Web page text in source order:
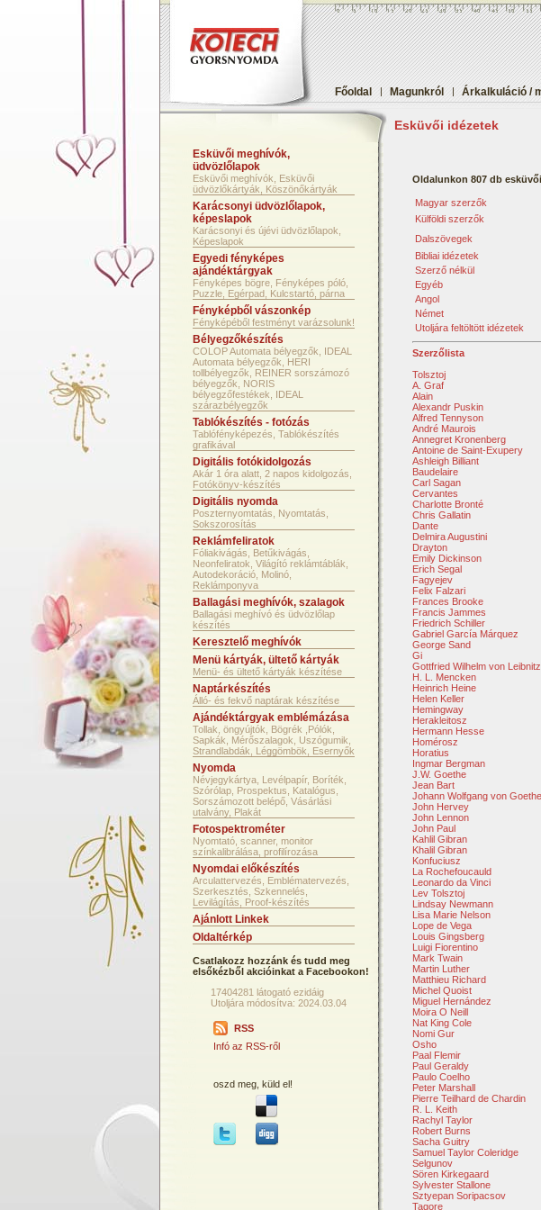
Főoldal | Magunkról | Árkalkuláció /
Esküvői idézetek
Esküvői meghívók,
üdvözlőlapok
Esküvői meghívók, Esküvői
üdvözlőkártyák, Köszönőkártyák
Karácsonyi üdvözlőlapok,
képeslapok
Karácsonyi és újévi üdvözlőlapok,
Képeslapok
Egyedi fényképes
ajándéktárgyak
Fényképes bögre, Fényképes póló,
Puzzle, Egérpad, Kulcstartó, párna
Fényképből vászonkép
Fényképéből festményt varázsolunk!
Bélyegzőkészítés
COLOP Automata bélyegzők, IDEAL
Automata bélyegzők, HERI
tollbélyegzők, REINER sorszámozó
bélyegzők, NORIS
bélyegzőfestékek, IDEAL
szárazbélyegzők
Tablókészítés - fotózás
Tablófényképezés, Tablókészítés
grafikával
Digitális fotókidolgozás
Akár 1 óra alatt, 2 napos kidolgozás,
Fotókönyv-készítés
Digitális nyomda
Poszternyomtatás, Nyomtatás,
Sokszorosítás
Reklámfeliratok
Fóliakivágás, Betűkivágás,
Neonfeliratok, Világító reklámtáblák,
Autodekoráció, Molinó,
Reklámponyva
Ballagási meghívók, szalagok
Ballagási meghívó és üdvözlőlap
készítés
Keresztelő meghívók
Menü kártyák, ültető kártyák
Menü- és ültető kártyák készítése
Naptárkészítés
Álló- és fekvő naptárak készítése
Ajándéktárgyak emblémázása
Tollak, öngyújtók, Bögrék ,Pólók,
Sapkák, Mérőszalagok, Uszógumik,
Strandlabdák, Léggömbök, Esernyők
Nyomda
Névjegykártya, Levélpapír, Boríték,
Szórólap, Prospektus, Katalógus,
Sorszámozott belépő, Vásárlási
utalvány, Plakát
Fotospektrométer
Nyomtató, scanner, monitor
színkalibrálása, profilírozása
Nyomdai előkészítés
Arculattervezés, Emblématervezés,
Szerkesztés, Szkennelés,
Levilágítás, Proof-készítés
Ajánlott Linkek
Oldaltérkép
Csatlakozz hozzánk és tudd meg
elsőkézből akcióinkat a Facebookon!
17404281 látogató ezidáig
Utoljára módosítva: 2024.03.04
RSS
Infó az RSS-ről
oszd meg, küld el!
Oldalunkon 807 db
Magyar szerzők
Külföldi szerzők
Dalszövegek
Bibliai idézetek
Szerző nélkül
Egyéb
Angol
Német
Utoljára feltöltött idézetek
Szerzőlista
Tolsztoj
A. Graf
Alain
Alexandr Puskin
Alfred Tennyson
André Maurois
Annegret Kronenberg
Antoine de Saint-Exupery
Ashleigh Billiant
Baudelaire
Carl Sagan
Cervantes
Charlotte Bronté
Chris Gallatin
Dante
Delmira Augustini
Drayton
Emily Dickinson
Erich Segal
Fagyejev
Felix Falzari
Frances Brooke
Francis Jammes
Friedrich Schiller
Gabriel García Márquez
George Sand
Gi
Gottfried Wilhelm von Leibnitz
H. L. Mencken
Heinrich Heine
Helen Keller
Hemingway
Herakleitosz
Hermann Hesse
Homérosz
Horatius
Ingmar Bergman
J.W. Goethe
Jean Bart
Johann Wolfgang von Goethe
John Hervey
John Lennon
John Paul
Kahlil Gibran
Khalil Gibran
Konfuciusz
La Rochefoucauld
Leonardo da Vinci
Lev Tolsztoj
Lindsay Newmann
Lisa Marie Nelson
Lope de Vega
Louis Gingsberg
Luigi Fiorentino
Mark Twain
Martin Luther
Matthieu Richard
Michel Quoist
Miguel Hernández
Moira O Neill
Nat King Cole
Nomi Gur
Osho
Paal Flemir
Paul Geraldy
Paulo Coelho
Peter Marshall
Pierre Teilhard de Chardin
R. L. Keith
Rachyl Taylor
Robert Burns
Sacha Guitry
Samuel Taylor Coleridge
Selgunov
Sören Kirkegaard
Sylvester Stallone
Sztyepan Soripacsov
Tagore